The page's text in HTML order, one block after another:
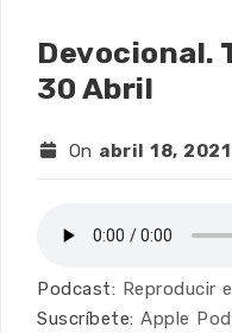
Devocional.
30 Abril
On abril 18, 2021
Podcast: Reproducir
Suscríbete: Apple